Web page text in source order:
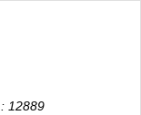
12889